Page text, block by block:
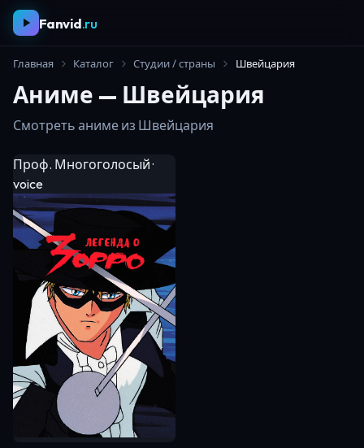
Fanvid.ru
Главная Каталог Студии / страны Швейцария
Аниме — Швейцария
Смотреть аниме из Швейцария
Проф. Многоголосый ·
voice